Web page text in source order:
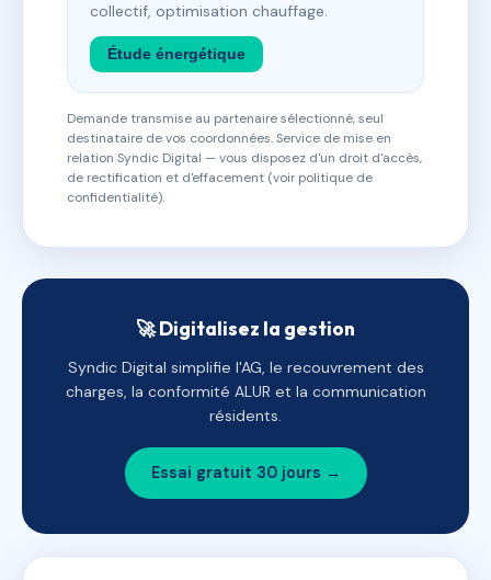
collectif, optimisation chauffage.
Étude énergétique
Demande transmise au partenaire sélectionné, seul
destinataire de vos coordonnées. Service de mise en
relation Syndic Digital — vous disposez d'un droit d'accès,
de rectification et d'effacement (voir politique de
confidentialité).
🚀 Digitalisez la gestion
Syndic Digital simplifie l'AG, le recouvrement des
charges, la conformité ALUR et la communication
résidents.
Essai gratuit 30 jours →